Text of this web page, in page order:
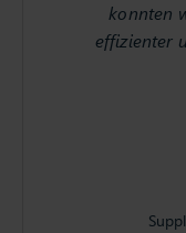
konnten
effizienter